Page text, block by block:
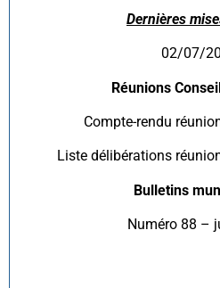
Dernières
02/07/
Réunions
Compte-rendu
Liste délibérations
Bulletins
Numéro 88 –